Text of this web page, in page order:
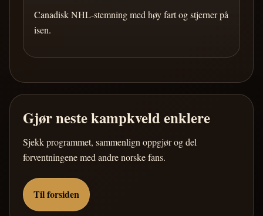
Canadisk NHL-stemning med høy fart og stjerner på
isen.
Gjør neste kampkveld enklere
Sjekk programmet, sammenlign oppgjør og del
forventningene med andre norske fans.
Til forsiden